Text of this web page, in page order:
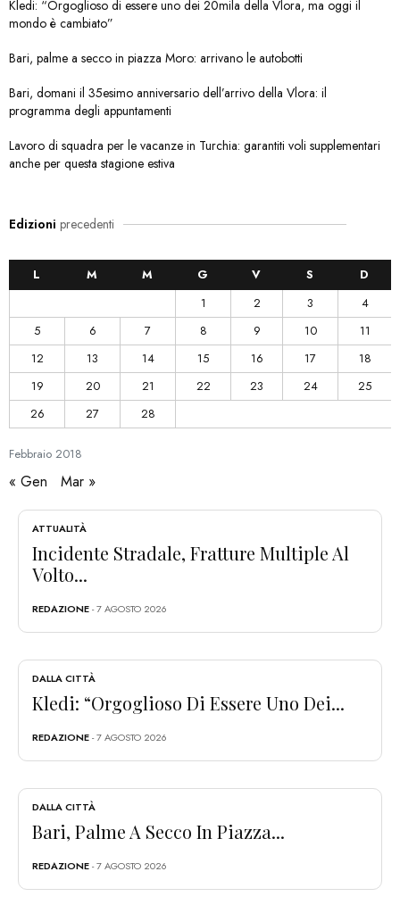
Kledi: “Orgoglioso di essere uno dei 20mila della Vlora, ma oggi il
mondo è cambiato”
Bari, palme a secco in piazza Moro: arrivano le autobotti
Bari, domani il 35esimo anniversario dell’arrivo della Vlora: il
programma degli appuntamenti
Lavoro di squadra per le vacanze in Turchia: garantiti voli supplementari
anche per questa stagione estiva
Edizioni precedenti
Febbraio 2018
L M M G V S
D
1
2 3
4
5
6 7 8 9 10
11
12
13 14 15 16 17
18
19
20 21 22 23 24
25
26
27 28
« Gen Mar »
ATTUALITÀ
Incidente Stradale, Fratture Multiple Al
Volto...
REDAZIONE- 7 AGOSTO 2026
DALLA CITTÀ
Kledi: “Orgoglioso Di Essere Uno Dei...
REDAZIONE- 7 AGOSTO 2026
DALLA CITTÀ
Bari, Palme A Secco In Piazza...
REDAZIONE- 7 AGOSTO 2026